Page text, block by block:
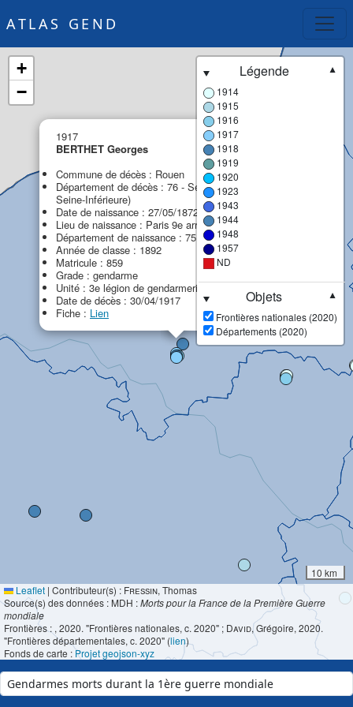
ATLAS GEND
1917
BERTHET Georges
Commune de décès : Rouen
Département de décès : 76 - Seine-Maritime (ex
Seine-Inférieure)
Date de naissance : 27/05/1872
Lieu de naissance : Paris 9e arrondissement
Département de naissance : 75 - Paris (ex Seine)
Année de classe : 1892
Matricule : 859
Grade : gendarme
Unité : 3e légion de gendarmerie (3e LG)
Date de décès : 30/04/1917
Fiche : Lien
+
−
Légende
▼
1914
1915
1916
1917
1918
1919
1920
1923
1943
1944
1948
1957
ND
Objets
▼
Frontières nationales (2020)
Départements (2020)
10 km
Leaflet | Contributeur(s) : Fressin, Thomas
Source(s) des données : MDH :Morts pour la France de la Première Guerre
mondiale
Frontières : , 2020. "Frontières nationales, c. 2020" ; David, Grégoire, 2020.
"Frontières départementales, c. 2020" (lien)
Fonds de carte :Projet geojson-xyz